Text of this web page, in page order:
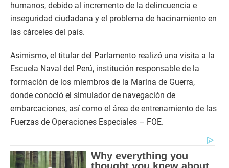
humanos, debido al incremento de la delincuencia e
inseguridad ciudadana y el problema de hacinamiento en
las cárceles del país.
Asimismo, el titular del Parlamento realizó una visita a la
Escuela Naval del Perú, institución responsable de la
formación de los miembros de la Marina de Guerra,
donde conoció el simulador de navegación de
embarcaciones, así como el área de entrenamiento de las
Fuerzas de Operaciones Especiales – FOE.